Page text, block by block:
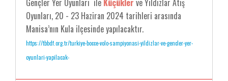
Gençler Yer Oyunları ile Küçükler ve Yıldızlar Atış
Oyunları, 20 - 23 Haziran 2024 tarihleri arasında
Manisa’nın Kula ilçesinde yapılacaktır.
https://tbbdf.org.tr/turkiye-bocce-volo-sampiyonasi-yildizlar-ve-gencler-yer-
oyunlari-yapilacak-